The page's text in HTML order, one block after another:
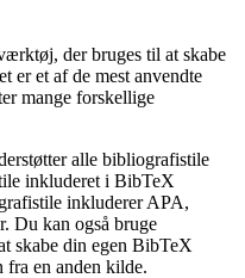
der bruges til at skabe
er et af de mest anvendte
mange forskellige
alle bibliografistile
inkluderet i BibTeX
inkluderer APA,
Du kan også bruge
skabe din egen BibTeX
en anden kilde.